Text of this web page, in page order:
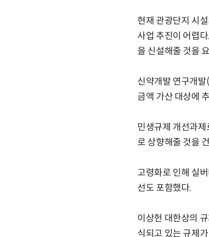
현재 관광단지 시
사업 추진이 어렵
을 신설해줄 것을
신약개발 연구개
금액 가산 대상에
민생규제 개선과
로 상향해줄 것을
고령화로 인해 실
선도 포함했다.
이상헌 대한상의
식되고 있는 규제